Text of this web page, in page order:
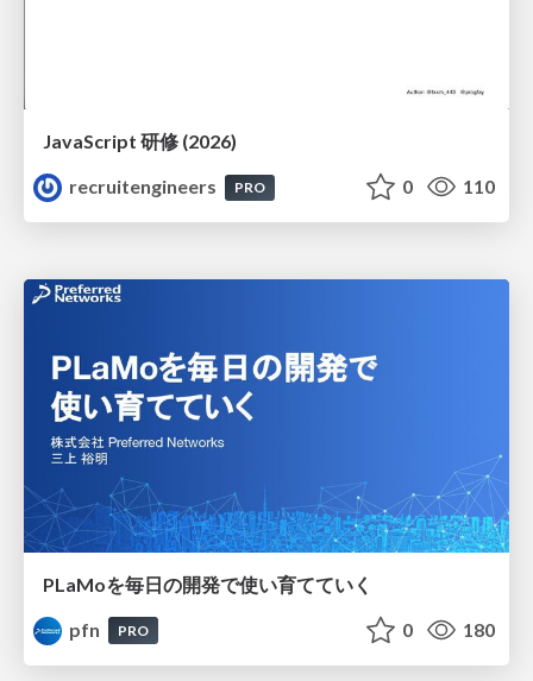
JavaScript 研修 (2026)
recruitengineers
PRO 0 110
PLaMoを毎日の開発で使い育てていく
pfn
PRO 0 180